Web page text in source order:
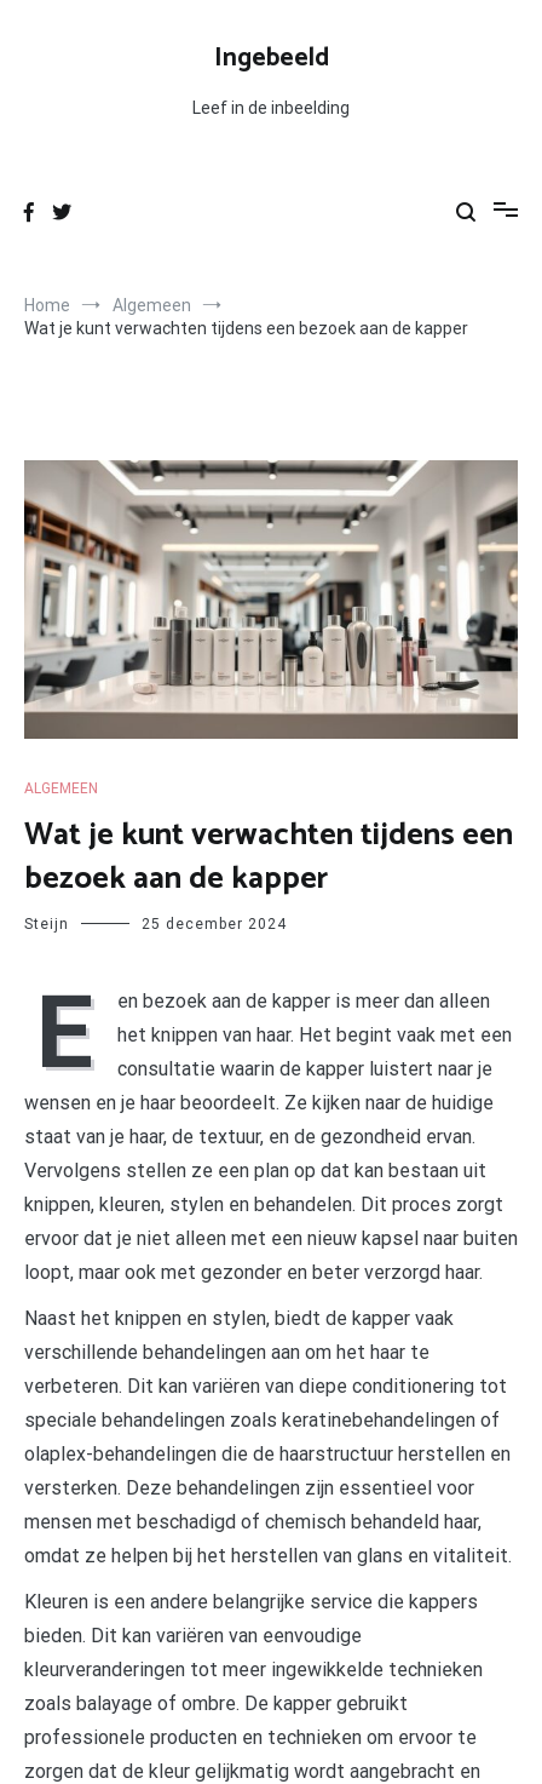
Ingebeeld
Leef in de inbeelding
Home
Algemeen
Wat je kunt verwachten tijdens een bezoek aan de kapper
ALGEMEEN
Wat je kunt verwachten tijdens een
bezoek aan de kapper
Steijn 25 december 2024
E
en bezoek aan de kapper is meer dan alleen
het knippen van haar. Het begint vaak met een
consultatie waarin de kapper luistert naar je
wensen en je haar beoordeelt. Ze kijken naar de huidige
staat van je haar, de textuur, en de gezondheid ervan.
Vervolgens stellen ze een plan op dat kan bestaan uit
knippen, kleuren, stylen en behandelen. Dit proces zorgt
ervoor dat je niet alleen met een nieuw kapsel naar buiten
loopt, maar ook met gezonder en beter verzorgd haar.
Naast het knippen en stylen, biedt de kapper vaak
verschillende behandelingen aan om het haar te
verbeteren. Dit kan variëren van diepe conditionering tot
speciale behandelingen zoals keratinebehandelingen of
olaplex-behandelingen die de haarstructuur herstellen en
versterken. Deze behandelingen zijn essentieel voor
mensen met beschadigd of chemisch behandeld haar,
omdat ze helpen bij het herstellen van glans en vitaliteit.
Kleuren is een andere belangrijke service die kappers
bieden. Dit kan variëren van eenvoudige
kleurveranderingen tot meer ingewikkelde technieken
zoals balayage of ombre. De kapper gebruikt
professionele producten en technieken om ervoor te
zorgen dat de kleur gelijkmatig wordt aangebracht en